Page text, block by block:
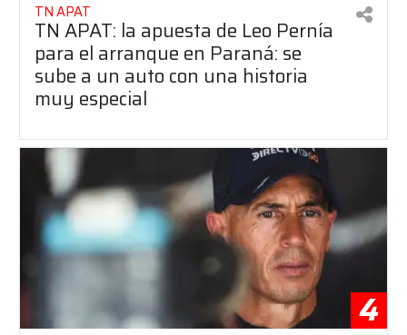
TN APAT
TN APAT: la apuesta de Leo Pernía
para el arranque en Paraná: se
sube a un auto con una historia
muy especial
4